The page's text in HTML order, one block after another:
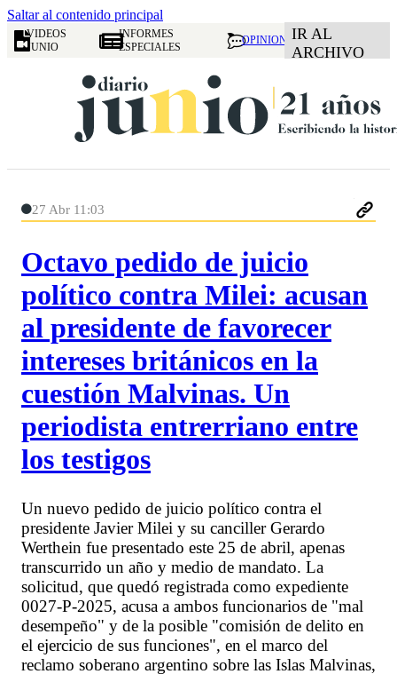
Saltar al contenido principal
VIDEOS
JUNIO
INFORMES
ESPECIALES
OPINION IR AL
ARCHIVO
27 Abr 11:03
Octavo pedido de juicio
político contra Milei: acusan
al presidente de favorecer
intereses británicos en la
cuestión Malvinas. Un
periodista entrerriano entre
los testigos
Un nuevo pedido de juicio político contra el
presidente Javier Milei y su canciller Gerardo
Werthein fue presentado este 25 de abril, apenas
transcurrido un año y medio de mandato. La
solicitud, que quedó registrada como expediente
0027-P-2025, acusa a ambos funcionarios de "mal
desempeño" y de la posible "comisión de delito en
el ejercicio de sus funciones", en el marco del
reclamo soberano argentino sobre las Islas Malvinas,